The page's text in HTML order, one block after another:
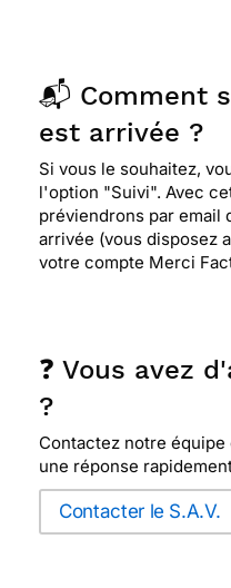
📬 Comment
est arrivée ?
Si vous le souhaitez,
l'option "Suivi". Avec
préviendrons par email
arrivée (vous disposez
votre compte Merci
❓ Vous avez
?
Contactez notre
une réponse
Contacter le S.A.V.